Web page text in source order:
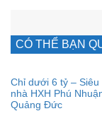
CÓ THỂ BẠN
Chỉ dưới 6 tỷ – Siêu
nhà HXH Phú
Quảng Đức